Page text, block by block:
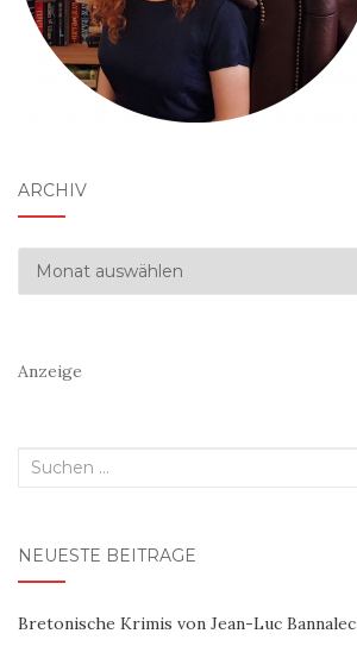
ARCHIV
Archiv
Anzeige
Suchen
NEUESTE BEITRÄGE
Bretonische Krimis von Jean-Luc Bannalec